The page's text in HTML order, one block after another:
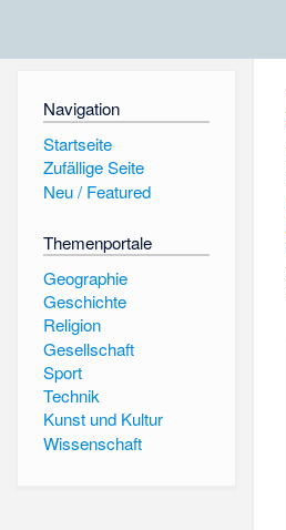
Navigation
Startseite
Zufällige Seite
Neu / Featured
Themenportale
Geographie
Geschichte
Religion
Gesellschaft
Sport
Technik
Kunst und Kultur
Wissenschaft